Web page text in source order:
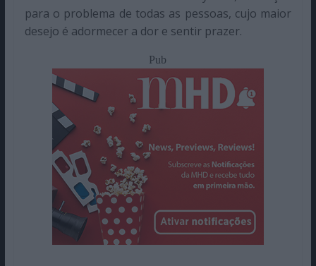
para o problema de todas as pessoas, cujo maior
desejo é adormecer a dor e sentir prazer.
Pub